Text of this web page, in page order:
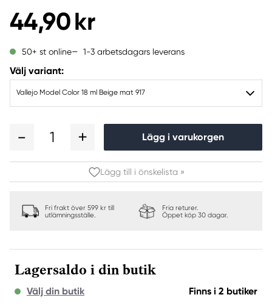
44,90 kr
50+ st online 1-3 arbetsdagars leverans
Välj variant:
Vallejo Model Color 18 ml Beige mat 917
1 Lägg i varukorgen
Lägg till i önskelista »
Fri frakt över 599 kr till
utlämningsställe.
Fria returer.
Öppet köp 30 dagar.
Lagersaldo i din butik
Välj din butik Finns i 2 butiker